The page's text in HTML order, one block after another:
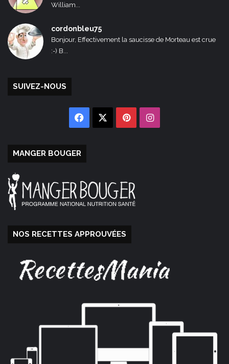
William...
cordonbleu75
Bonjour, Effectivement la saucisse de Morteau est crue
:-) B...
SUIVEZ-NOUS
Facebook PinterestInstagram
MANGER BOUGER
NOS RECETTES APPROUVÉES